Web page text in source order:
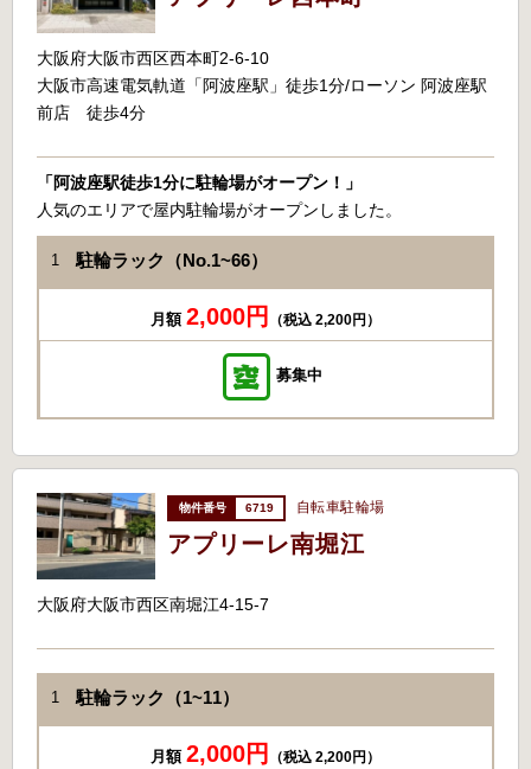
大阪府大阪市西区西本町2-6-10
大阪市高速電気軌道「阿波座駅」徒歩1分/ローソン 阿波座駅
前店 徒歩4分
「阿波座駅徒歩1分に駐輪場がオープン！」
人気のエリアで屋内駐輪場がオープンしました。
1 駐輪ラック（No.1~66）
月額 2,000円 （税込 2,200円）
募集中
6719 自転車駐輪場
アプリーレ南堀江
大阪府大阪市西区南堀江4-15-7
1 駐輪ラック（1~11）
月額 2,000円 （税込 2,200円）